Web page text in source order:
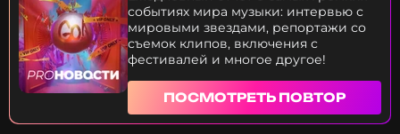
событиях мира музыки: интервью с
мировыми звездами, репортажи со
съемок клипов, включения с
фестивалей и многое другое!
ПОСМОТРЕТЬ ПОВТОР